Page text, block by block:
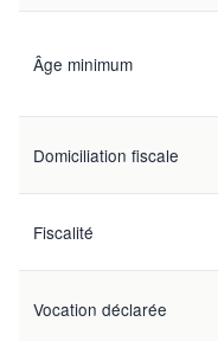
Âge minimum
Domiciliation fiscale
Fiscalité
Vocation déclarée